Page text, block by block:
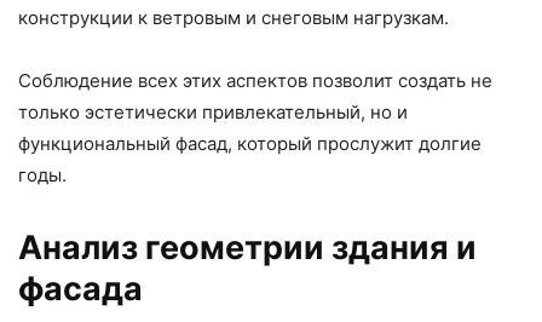
конструкции к ветровым и снеговым нагрузкам.
Соблюдение всех этих аспектов позволит создать не
только эстетически привлекательный, но и
функциональный фасад, который прослужит долгие
годы.
Анализ геометрии здания и
фасада